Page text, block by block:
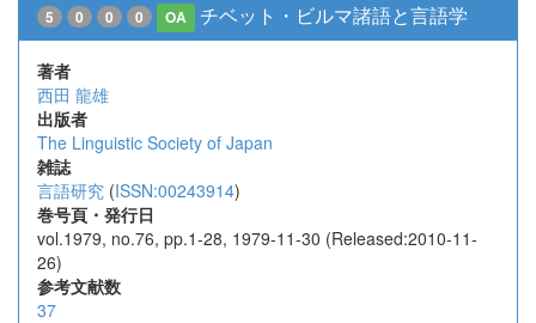
5 0 0 0 OA チベット・ビルマ諸語と言語学
著者
西田 龍雄
出版者
The Linguistic Society of Japan
雑誌
言語研究 (ISSN:00243914)
巻号頁・発行日
vol.1979, no.76, pp.1-28, 1979-11-30 (Released:2010-11-
26)
参考文献数
37